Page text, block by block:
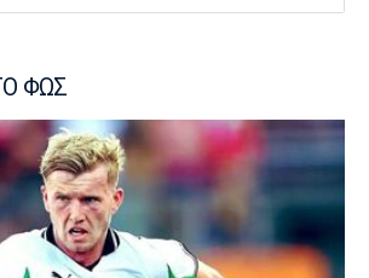
3-2: Τα highlights της
το φιλικό επί του
ΦΩΣ